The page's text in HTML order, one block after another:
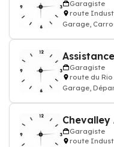
Garagiste
route
Garage,
Garagiste
route du Rio
Garage,
Chevalley
Garagiste
route